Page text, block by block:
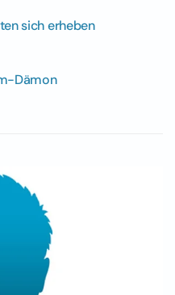
sich erheben
Dämon